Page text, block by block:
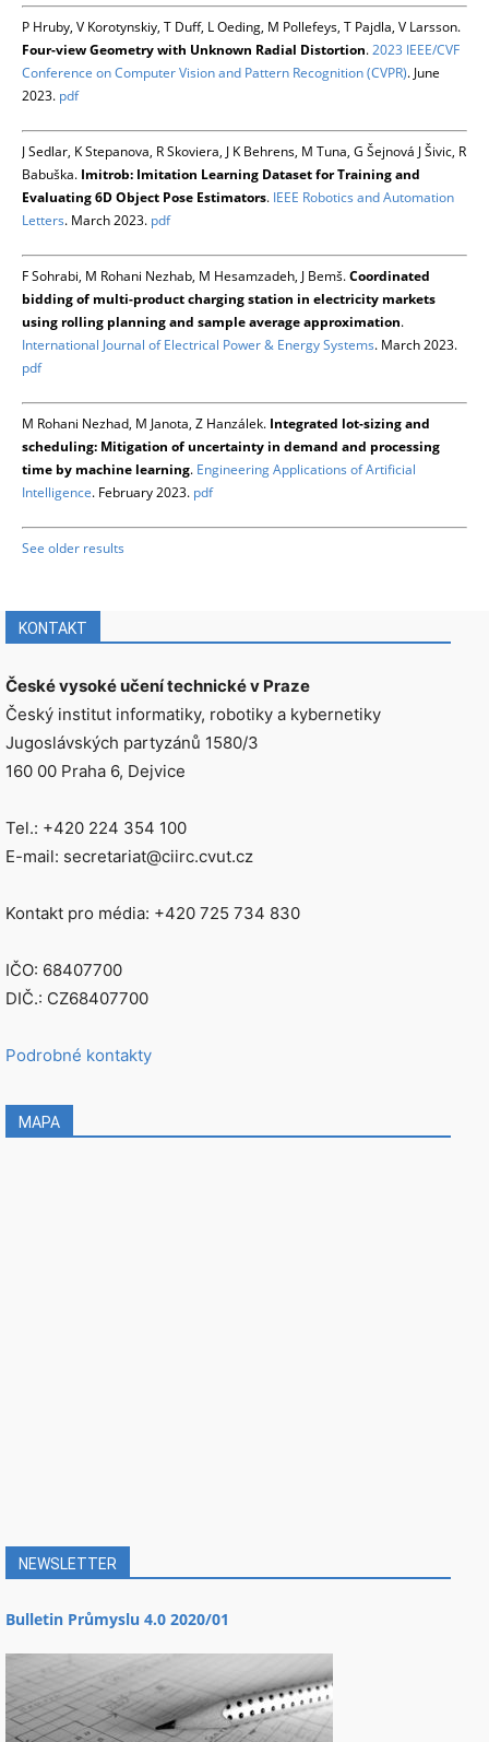
P Hruby, V Korotynskiy, T Duff, L Oeding, M Pollefeys, T Pajdla, V Larsson.
Four-view Geometry with Unknown Radial Distortion.2023 IEEE/CVF
Conference on Computer Vision and Pattern Recognition (CVPR). June
2023. pdf
J Sedlar, K Stepanova, R Skoviera, J K Behrens, M Tuna, G Šejnová J Šivic, R
Babuška. Imitrob: Imitation Learning Dataset for Training and
Evaluating 6D Object Pose Estimators. IEEE Robotics and Automation
Letters. March 2023. pdf
F Sohrabi, M Rohani Nezhab, M Hesamzadeh, J Bemš.Coordinated
bidding of multi-product charging station in electricity markets
using rolling planning and sample average approximation.
International Journal of Electrical Power & Energy Systems. March 2023.
pdf
M Rohani Nezhad, M Janota, Z Hanzálek. Integrated lot-sizing and
scheduling: Mitigation of uncertainty in demand and processing
time by machine learning. Engineering Applications of Artificial
Intelligence. February 2023. pdf
See older results
KONTAKT
České vysoké učení technické v Praze
Český institut informatiky, robotiky a kybernetiky
Jugoslávských partyzánů 1580/3
160 00 Praha 6, Dejvice
Tel.: +420 224 354 100
E-mail: secretariat@ciirc.cvut.cz
Kontakt pro média: +420 725 734 830
IČO: 68407700
DIČ.: CZ68407700
Podrobné kontakty
MAPA
NEWSLETTER
Bulletin Průmyslu 4.0 2020/01